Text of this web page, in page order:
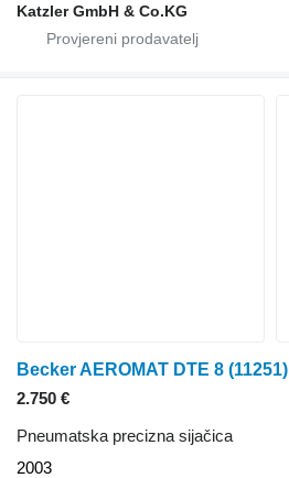
Katzler GmbH & Co.KG
Becker AEROMAT DTE 8 (11251)
2.750 €
Pneumatska precizna sijačica
2003